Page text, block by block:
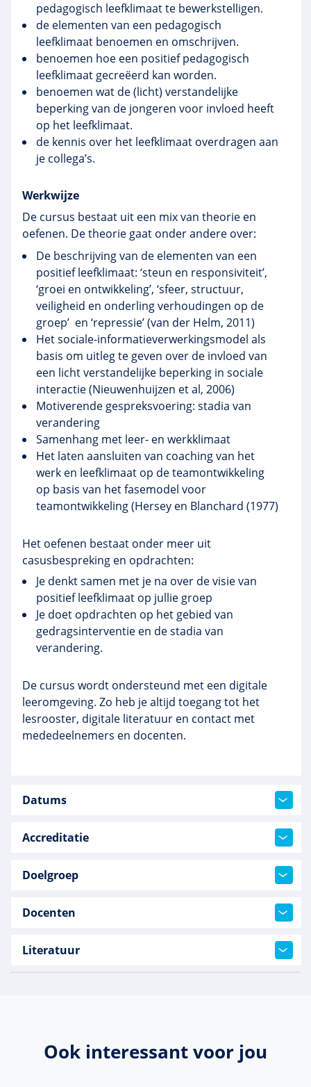
pedagogisch leefklimaat te bewerkstelligen.
de elementen van een pedagogisch
leefklimaat benoemen en omschrijven.
benoemen hoe een positief pedagogisch
leefklimaat gecreëerd kan worden.
benoemen wat de (licht) verstandelijke
beperking van de jongeren voor invloed heeft
op het leefklimaat.
de kennis over het leefklimaat overdragen aan
je collega’s.
Werkwijze
De cursus bestaat uit een mix van theorie en
oefenen. De theorie gaat onder andere over:
De beschrijving van de elementen van een
positief leefklimaat: ‘steun en responsiviteit’,
‘groei en ontwikkeling’, ‘sfeer, structuur,
veiligheid en onderling verhoudingen op de
groep’ en ‘repressie’ (van der Helm, 2011)
Het sociale-informatieverwerkingsmodel als
basis om uitleg te geven over de invloed van
een licht verstandelijke beperking in sociale
interactie (Nieuwenhuijzen et al, 2006)
Motiverende gespreksvoering: stadia van
verandering
Samenhang met leer- en werkklimaat
Het laten aansluiten van coaching van het
werk en leefklimaat op de teamontwikkeling
op basis van het fasemodel voor
teamontwikkeling (Hersey en Blanchard (1977)
Het oefenen bestaat onder meer uit
casusbespreking en opdrachten:
Je denkt samen met je na over de visie van
positief leefklimaat op jullie groep
Je doet opdrachten op het gebied van
gedragsinterventie en de stadia van
verandering.
De cursus wordt ondersteund met een digitale
leeromgeving. Zo heb je altijd toegang tot het
lesrooster, digitale literatuur en contact met
mededeelnemers en docenten.
Datums
Accreditatie
Doelgroep
Docenten
Literatuur
Ook interessant voor jou